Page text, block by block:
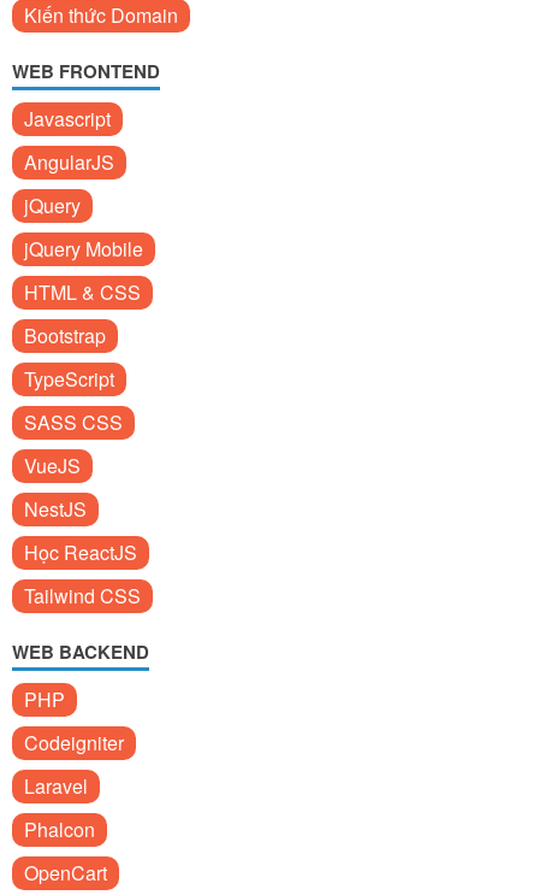
Kiến thức Domain
WEB FRONTEND
Javascript
AngularJS
jQuery
jQuery Mobile
HTML & CSS
Bootstrap
TypeScript
SASS CSS
VueJS
NestJS
Học ReactJS
Tailwind CSS
WEB BACKEND
PHP
Codeigniter
Laravel
Phalcon
OpenCart